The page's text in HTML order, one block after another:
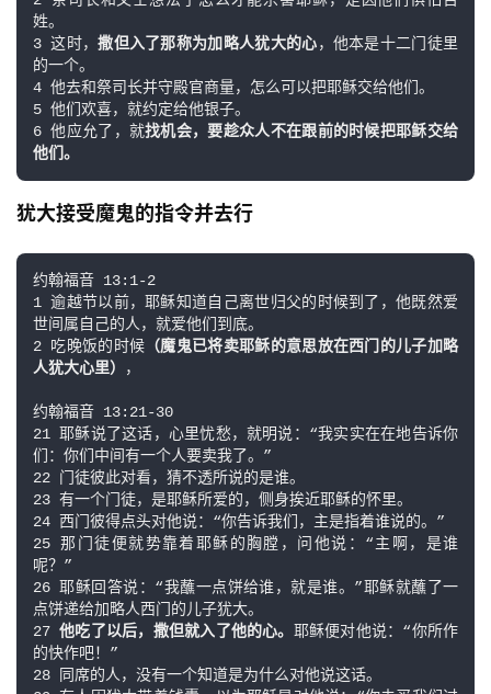
姓。
3 这时，撒但入了那称为加略人犹大的心，他本是十二门徒里
的一个。
4 他去和祭司长并守殿官商量，怎么可以把耶稣交给他们。
5 他们欢喜，就约定给他银子。
6 他应允了，就找机会，要趁众人不在跟前的时候把耶稣交给
他们。
犹大接受魔鬼的指令并去行
约翰福音 13:1-2
1 逾越节以前，耶稣知道自己离世归父的时候到了，他既然爱
世间属自己的人，就爱他们到底。
2 吃晚饭的时候 （魔鬼已将卖耶稣的意思放在西门的儿子加略
人犹大心里）
，
约翰福音 13:21-30
21 耶稣说了这话，心里忧愁，就明说：“我实实在在地告诉你
们：你们中间有一个人要卖我了。”
22 门徒彼此对看，猜不透所说的是谁。
23 有一个门徒，是耶稣所爱的，侧身挨近耶稣的怀里。
24 西门彼得点头对他说：“你告诉我们，主是指着谁说的。”
25 那门徒便就势靠着耶稣的胸膛，问他说：“主啊，是谁
呢？”
26 耶稣回答说：“我蘸一点饼给谁，就是谁。”耶稣就蘸了一
点饼递给加略人西门的儿子犹大。
27 他吃了以后，撒但就入了他的心。 耶稣便对他说：“你所作
的快作吧！”
28 同席的人，没有一个知道是为什么对他说这话。